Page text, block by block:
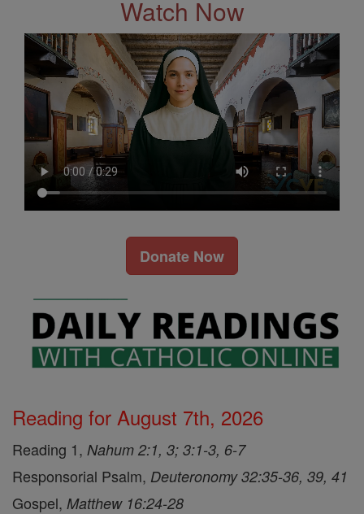
Watch Now
Donate Now
Reading for August 7th, 2026
Reading 1, Nahum 2:1, 3; 3:1-3, 6-7
Responsorial Psalm, Deuteronomy 32:35-36, 39, 41
Gospel, Matthew 16:24-28